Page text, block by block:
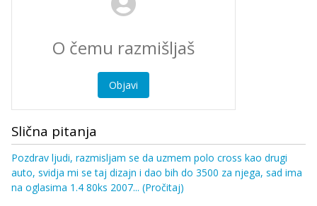
Objavi
Slična pitanja
Pozdrav ljudi, razmisljam se da uzmem polo cross kao drugi
auto, svidja mi se taj dizajn i dao bih do 3500 za njega, sad ima
na oglasima 1.4 80ks 2007... (Pročitaj)